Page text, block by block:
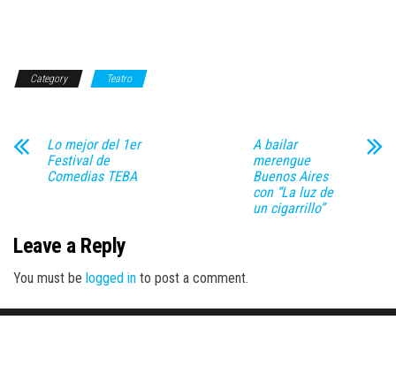
Category Teatro
Lo mejor del 1er
Festival de
Comedias TEBA
A bailar
merengue
Buenos Aires
con “La luz de
un cigarrillo”
Leave a Reply
You must be logged in to post a comment.